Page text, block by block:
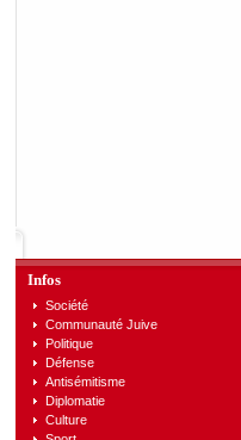
Infos
Société
Communauté Juive
Politique
Défense
Antisémitisme
Diplomatie
Culture